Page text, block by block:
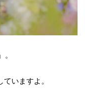
いますよ。